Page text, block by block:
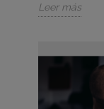
Leer más